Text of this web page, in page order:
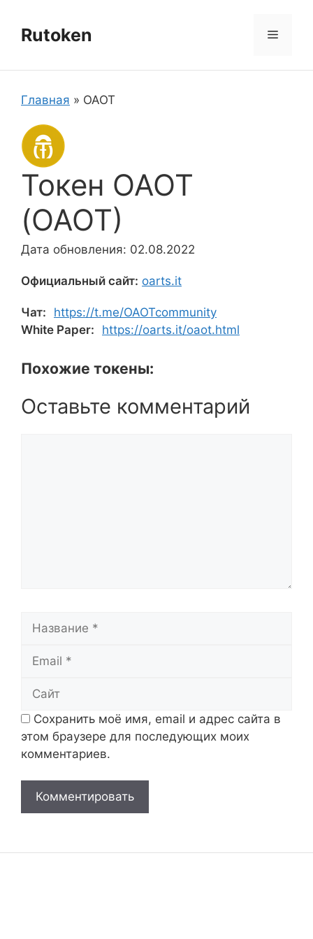
содержимому
Rutoken Меню
Главная » OAOT
Токен OAOT
(OAOT)
Дата обновления: 02.08.2022
Официальный сайт: oarts.it
Чат:
https://t.me/OAOTcommunity
White Paper:
https://oarts.it/oaot.html
Похожие токены:
Оставьте комментарий
Сохранить моё имя, email и адрес сайта в
этом браузере для последующих моих
комментариев.